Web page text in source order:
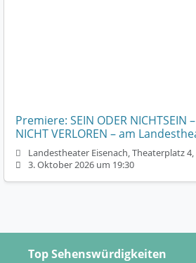
Premiere: SEIN ODER NICHTSEIN
NICHT VERLOREN – am
Landestheater Eisenach, Theaterplatz 4,
3. Oktober 2026 um 19:30
Top Sehenswürdigkeiten